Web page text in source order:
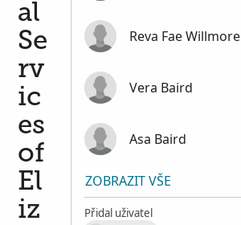
al
Se
rv
ic
es
of
El
iz
Reva Fae Willmore
Vera Baird
Asa Baird
ZOBRAZIT VŠE
Přidal uživatel